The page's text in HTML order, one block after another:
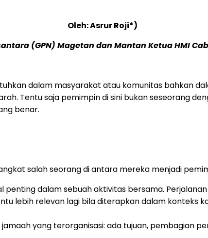
Oleh: Asrur Roji*)
(GPN) Magetan dan Mantan Ketua HMI
dalam masyarakat atau komunitas bahkan
Tentu saja pemimpin di sini bukan seseorang
benar.
salah seorang di antara mereka menjadi
dalam sebuah aktivitas bersama.
lebih relevan lagi bila diterapkan dalam konteks
yang terorganisasi: ada tujuan, pembagian